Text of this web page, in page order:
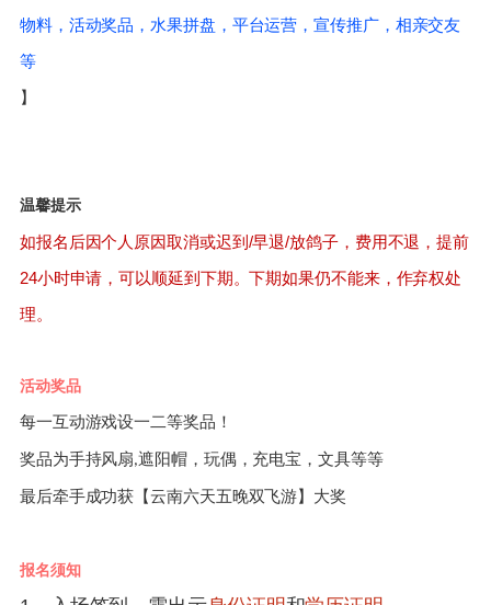
物料，活动奖品，水果拼盘，平台运营，宣传推广，相亲交友
等
】
温馨提示
如报名后因个人原因取消或迟到 /早退/放鸽子，费用不退，提前
24小时申请，可以顺延到下期。下期如果仍不能来，作弃权处
理。
活动奖品
每一互动游戏设一二等奖品！
奖品为手持风扇,遮阳帽，玩偶，充电宝，文具等等
最后牵手成功获【云南六天五晚双飞游】大奖
报名须知